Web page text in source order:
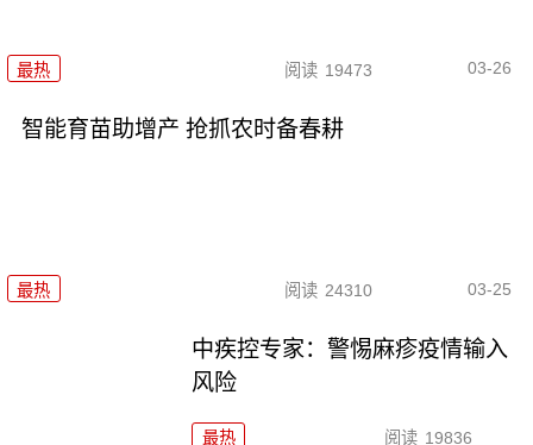
最热 阅读 19473 03-26
智能育苗助增产 抢抓农时备春耕
最热 阅读 24310 03-25
中疾控专家：警惕麻疹疫情输入
风险
最热 阅读 19836